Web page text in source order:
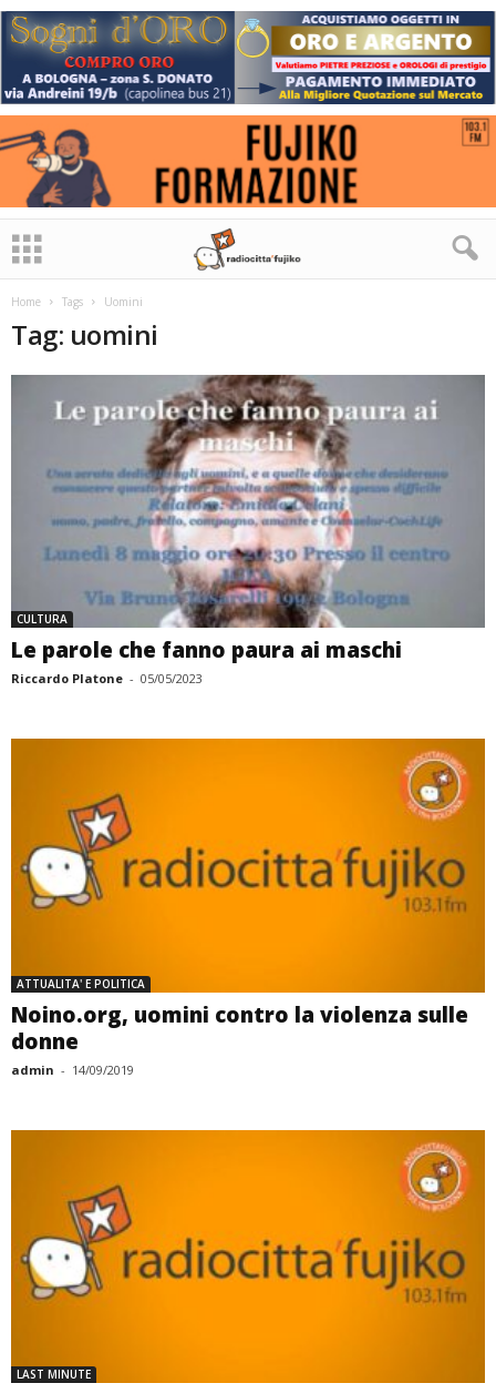
Home Tags Uomini
Tag: uomini
CULTURA
Le parole che fanno paura ai maschi
Riccardo Platone - 05/05/2023
ATTUALITA' E POLITICA
Noino.org, uomini contro la violenza sulle
donne
admin - 14/09/2019
LAST MINUTE